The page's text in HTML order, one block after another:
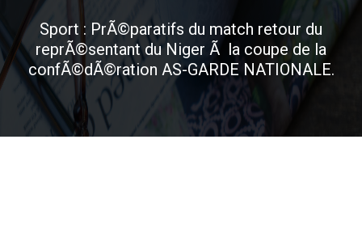
Sport : PrÃ©paratifs du match retour du
reprÃ©sentant du Niger Ã la coupe de la
confÃ©dÃ©ration AS-GARDE NATIONALE.